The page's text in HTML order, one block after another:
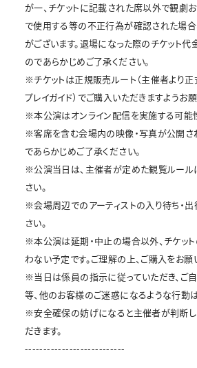
が一、チケットに記載された席以外で観劇
で使用する等の不正行為が確認された場合
がございます。退場になった際のチケット
のであらかじめご了承ください。
※チケットは正規販売ルート（主催者より
プレイガイド）でご購入いただきますようお願
※本公演はオンライン配信を実施する可能
※客席を含む会場内の映像・写真が公開さ
であらかじめご了承ください。
※公演当日は、主催者が定めた観覧ルール
さい。
※会場周辺でのアーティストの入り待ち・
さい。
※本公演は延期・中止の場合以外、チケッ
わない予定です。ご理解の上、ご購入をお願
※当日は係員の指示に従っていただき、ご
等、他のお客様のご迷惑になるような行動
※安全確保の妨げになると主催者が判断し
だきます。
---------------------------